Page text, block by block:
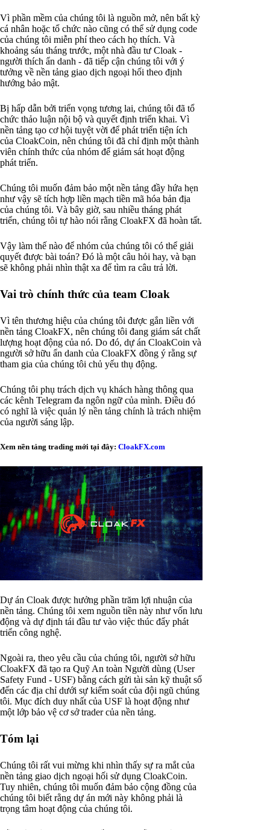
Vì phần mềm của chúng tôi là nguồn mở, nên bất kỳ
cá nhân hoặc tổ chức nào cũng có thể sử dụng code
của chúng tôi miễn phí theo cách họ thích. Và
khoảng sáu tháng trước, một nhà đầu tư Cloak -
người thích ẩn danh - đã tiếp cận chúng tôi với ý
tưởng về nền tảng giao dịch ngoại hối theo định
hướng bảo mật.
Bị hấp dẫn bởi triển vọng tương lai, chúng tôi đã tổ
chức thảo luận nội bộ và quyết định triển khai. Vì
nền tảng tạo cơ hội tuyệt vời để phát triển tiện ích
của CloakCoin, nên chúng tôi đã chỉ định một thành
viên chính thức của nhóm để giám sát hoạt động
phát triển.
Chúng tôi muốn đảm bảo một nền tảng đầy hứa hẹn
như vậy sẽ tích hợp liền mạch tiền mã hóa bản địa
của chúng tôi. Và bây giờ, sau nhiều tháng phát
triển, chúng tôi tự hào nói rằng CloakFX đã hoàn tất.
Vậy làm thế nào để nhóm của chúng tôi có thể giải
quyết được bài toán? Đó là một câu hỏi hay, và bạn
sẽ không phải nhìn thật xa để tìm ra câu trả lời.
Vai trò chính thức của team Cloak
Vì tên thương hiệu của chúng tôi được gắn liền với
nền tảng CloakFX, nên chúng tôi đang giám sát chất
lượng hoạt động của nó. Do đó, dự án CloakCoin và
người sở hữu ẩn danh của CloakFX đồng ý rằng sự
tham gia của chúng tôi chủ yếu thụ động.
Chúng tôi phụ trách dịch vụ khách hàng thông qua
các kênh Telegram đa ngôn ngữ của mình. Điều đó
có nghĩ là việc quản lý nền tảng chính là trách nhiệm
của người sáng lập.
Xem nền tảng trading mới tại đây: CloakFX.com
Dự án Cloak được hưởng phần trăm lợi nhuận của
nền tảng. Chúng tôi xem nguồn tiền này như vốn lưu
động và dự định tái đầu tư vào việc thúc đẩy phát
triển công nghệ.
Ngoài ra, theo yêu cầu của chúng tôi, người sở hữu
CloakFX đã tạo ra Quỹ An toàn Người dùng (User
Safety Fund - USF) bằng cách gửi tài sản kỹ thuật số
đến các địa chỉ dưới sự kiểm soát của đội ngũ chúng
tôi. Mục đích duy nhất của USF là hoạt động như
một lớp bảo vệ cơ sở trader của nền tảng.
Tóm lại
Chúng tôi rất vui mừng khi nhìn thấy sự ra mắt của
nền tảng giao dịch ngoại hối sử dụng CloakCoin.
Tuy nhiên, chúng tôi muốn đảm bảo cộng đồng của
chúng tôi biết rằng dự án mới này không phải là
trọng tâm hoạt động của chúng tôi.